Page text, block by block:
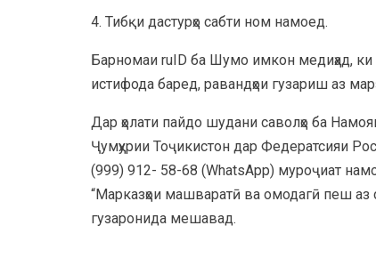
4. Тибқи дастурҳо сабти ном намоед.
Барномаи ruID ба Шумо имкон медиҳад, ки
истифода баред, равандҳои гузариш аз
Дар ҳолати пайдо шудани саволҳо ба
Ҷумҳурии Тоҷикистон дар Федератсияи
(999) 912- 58-68 (WhatsApp) муроҷиат
“Марказҳои машваратӣ ва омодагӣ пеш аз
гузаронида мешавад.